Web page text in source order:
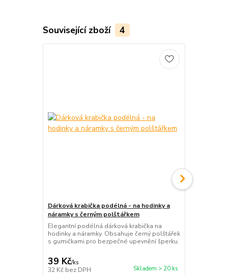
Související zboží 4
Dárková krabička podélná - na hodinky a
náramky s černým polštářkem
Elegantní podélná dárková krabička na
hodinky a náramky. Obsahuje černý polštářek
s gumičkami pro bezpečné upevnění šperku.
39 Kč/ks
32 Kč bez DPH Skladem > 20 ks